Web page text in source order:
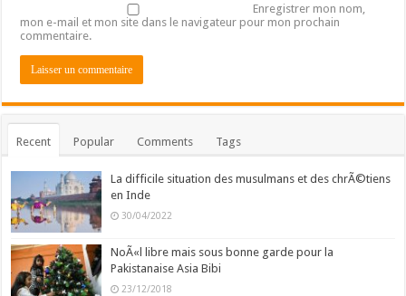
Enregistrer mon nom,
mon e-mail et mon site dans le navigateur pour mon prochain
commentaire.
Recent Popular Comments Tags
La difficile situation des musulmans et des chrÃ©tiens
en Inde
30/04/2022
NoÃ«l libre mais sous bonne garde pour la
Pakistanaise Asia Bibi
23/12/2018